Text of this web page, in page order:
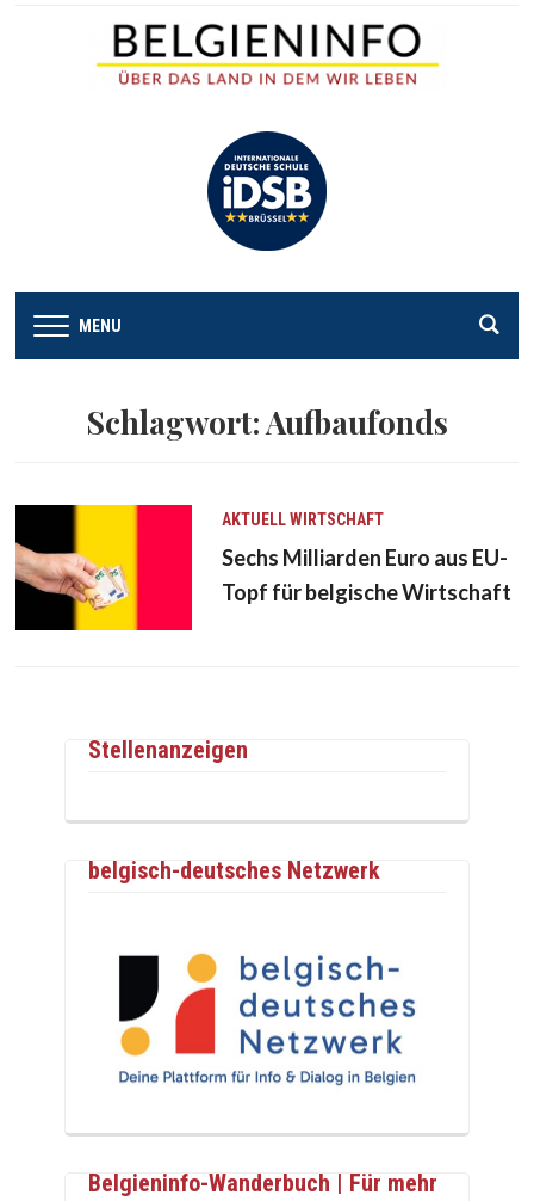
MENU
Schlagwort:Aufbaufonds
AKTUELLWIRTSCHAFT
Sechs Milliarden Euro aus EU-
Topf für belgische Wirtschaft
Stellenanzeigen
belgisch-deutsches Netzwerk
Belgieninfo-Wanderbuch | Für mehr